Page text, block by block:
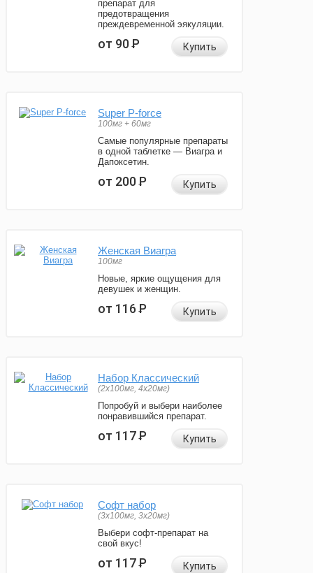
препарат для
предотвращения
преждевременной эякуляции.
от 90Р Купить
Super P-force
100мг + 60мг
Самые популярные препараты
в одной таблетке — Виагра и
Дапоксетин.
от 200Р Купить
Женская Виагра
100мг
Новые, яркие ощущения для
девушек и женщин.
от 116Р Купить
Набор Классический
(2x100мг, 4x20мг)
Попробуй и выбери наиболее
понравившийся препарат.
от 117Р Купить
Софт набор
(3x100мг, 3x20мг)
Выбери софт-препарат на
свой вкус!
от 117Р Купить